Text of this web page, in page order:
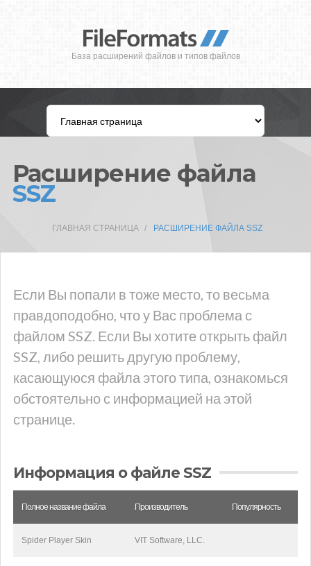
База расширений файлов и типов файлов
Расширение файла
SSZ
ГЛАВНАЯ СТРАНИЦА РАСШИРЕНИЕ ФАЙЛА SSZ
Если Вы попали в тоже место, то весьма
правдоподобно, что у Вас проблема с
файлом SSZ. Если Вы хотите открыть файл
SSZ, либо решить другую проблему,
касающуюся файла этого типа, ознакомься
обстоятельно с информацией на этой
странице.
Информация о файле SSZ
Полное название файла Производитель Популярность
Spider Player Skin VIT Software, LLC.